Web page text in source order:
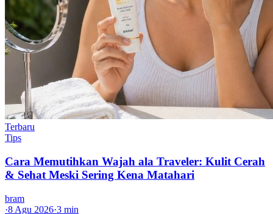
Terbaru
Tips
Cara Memutihkan Wajah ala Traveler: Kulit Cerah
& Sehat Meski Sering Kena Matahari
bram
·8 Agu 2026·3 min